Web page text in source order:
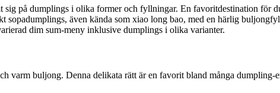
sig på dumplings i olika former och fyllningar. En favoritdestination för
sopadumplings, även kända som xiao long bao, med en härlig
dim sum-meny inklusive dumplings i olika varianter.
varm buljong. Denna delikata rätt är en favorit bland många dumpling-